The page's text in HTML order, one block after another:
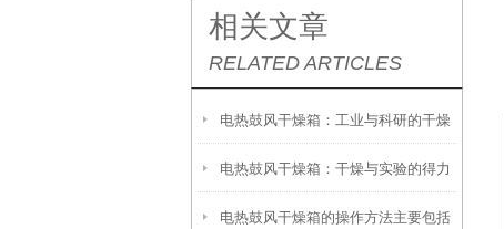
相关文章
RELATED ARTICLES
电热鼓风干燥箱：工业与科研的干燥
好帮手
电热鼓风干燥箱：干燥与实验的得力
伙伴
电热鼓风干燥箱的操作方法主要包括